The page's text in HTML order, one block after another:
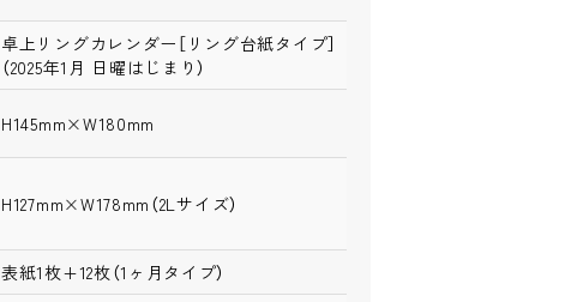
卓上リングカレンダー［リング台紙タイプ］
（2025年1月 日曜はじまり）
H145mm×W180mm
H127mm×W178mm（2Lサイズ）
表紙1枚+12枚（1ヶ月タイプ）